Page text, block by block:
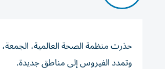
حذرت منظمة الصحة العالمية، الجمعة،
وتمدد الفيروس إلى مناطق جديدة.